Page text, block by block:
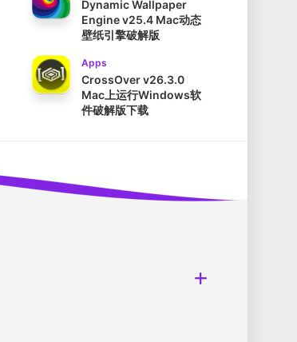
Dynamic Wallpaper
Engine v25.4 Mac动态
壁纸引擎破解版
Apps
CrossOver v26.3.0
Mac上运行Windows软
件破解版下载